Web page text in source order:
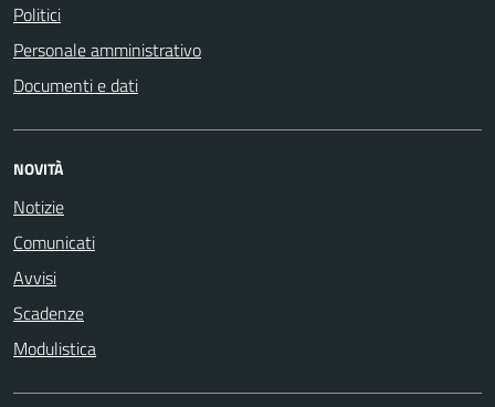
Politici
Personale amministrativo
Documenti e dati
NOVITÀ
Notizie
Comunicati
Avvisi
Scadenze
Modulistica